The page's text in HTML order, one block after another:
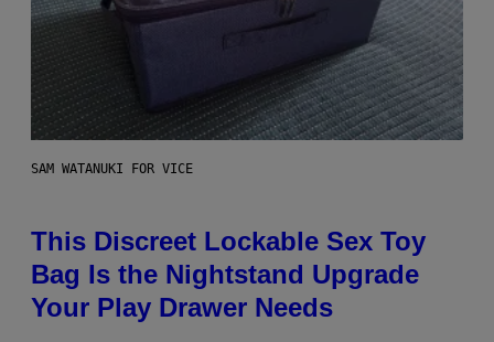
SAM WATANUKI FOR VICE
This Discreet Lockable Sex Toy
Bag Is the Nightstand Upgrade
Your Play Drawer Needs